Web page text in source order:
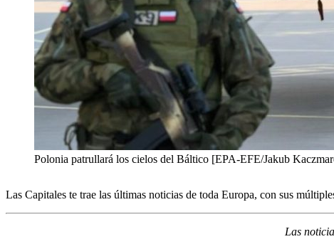
Polonia patrullará los cielos del Báltico [EPA-EFE/Jakub
Las Capitales te trae las últimas noticias de toda Europa, con sus
Las